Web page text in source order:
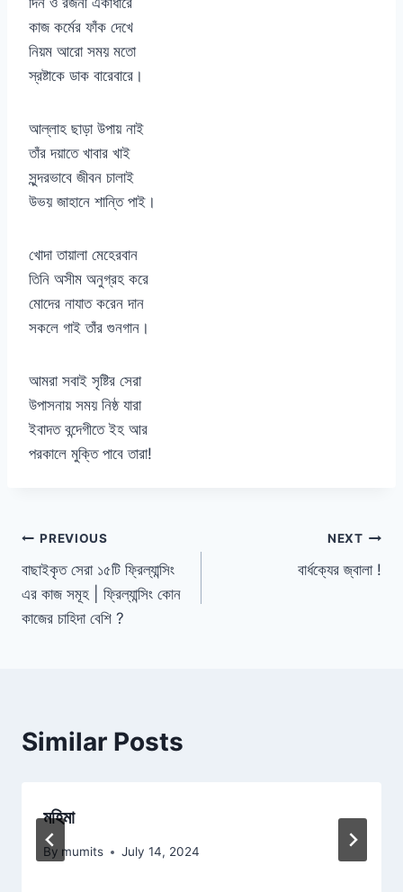
কাজ কর্মের ফাঁক দেখে
নিয়ম আরো সময় মতো
স্রষ্টাকে ডাক বারেবারে।
আল্লাহ ছাড়া উপায় নাই
তাঁর দয়াতে খাবার খাই
সুন্দরভাবে জীবন চালাই
উভয় জাহানে শান্তি পাই।
খোদা তায়ালা মেহেরবান
তিনি অসীম অনুগ্রহ করে
মোদের নাযাত করেন দান
সকলে গাই তাঁর গুনগান।
আমরা সবাই সৃষ্টির সেরা
উপাসনায় সময় নিষ্ঠ যারা
ইবাদত বন্দেগীতে ইহ আর
পরকালে মুক্তি পাবে তারা!
Post
navigation
PREVIOUS
বাছাইকৃত সেরা ১৫টি ফ্রিল্যান্সিং
এর কাজ সমূহ | ফ্রিল্যান্সিং কোন
কাজের চাহিদা বেশি ?
NEXT
বার্ধক্যের জ্বালা !
Similar Posts
মহিমা
By mumits July 14, 2024